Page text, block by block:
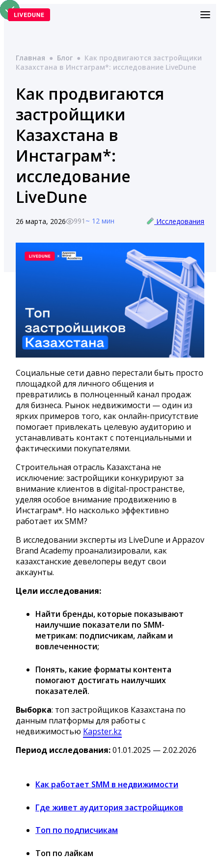
Перейти
к
Главная ● Блог ● Как продвигаются застройщики
Казахстана в Инстаграм*: исследование LiveDune
Как продвигаются
застройщики
Казахстана в
Инстаграм*:
исследование
LiveDune
26 марта, 2026 991 ~ 12 мин Исследования
Социальные сети давно перестали быть просто
площадкой для личного общения и
превратились в полноценный канал продаж
для бизнеса. Рынок недвижимости — один из
ярких примеров того, как онлайн-присутствие
помогает привлекать целевую аудиторию и
устанавливать контакт с потенциальными и
фактическими покупателями.
Строительная отрасль Казахстана не
исключение: застройщики конкурируют за
внимание клиентов в digital-пространстве,
уделяя особое внимание продвижению в
Инстаграм*. Но насколько эффективно
работает их SMM?
В исследовании эксперты из LiveDune и Appazov
Brand Academy проанализировали, как
казахстанские девелоперы ведут свои
аккаунты.
Цели исследования:
Найти бренды, которые показывают
наилучшие показатели по SMM-
метрикам: подписчикам, лайкам и
вовлеченности;
Понять, какие форматы контента
помогают достигать наилучших
показателей.
Выборка: топ застройщиков Казахстана по
данным платформы для работы с
недвижимостью Kapster.kz
Период исследования:01.01.2025 — 2.02.2026
Как работает SMM в недвижимости
Где живет аудитория застройщиков
Топ по подписчикам
Топ по лайкам